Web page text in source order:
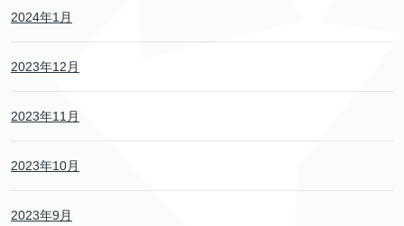
2024年1月
2023年12月
2023年11月
2023年10月
2023年9月